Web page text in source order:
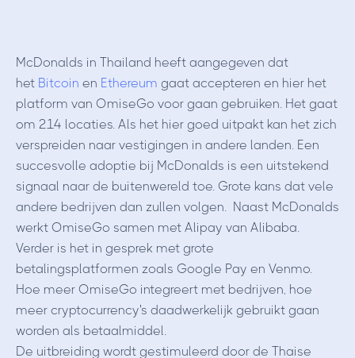
McDonalds in Thailand heeft aangegeven dat
het Bitcoin en Ethereum gaat accepteren en hier het
platform van OmiseGo voor gaan gebruiken. Het gaat
om 214 locaties. Als het hier goed uitpakt kan het zich
verspreiden naar vestigingen in andere landen. Een
succesvolle adoptie bij McDonalds is een uitstekend
signaal naar de buitenwereld toe. Grote kans dat vele
andere bedrijven dan zullen volgen. Naast McDonalds
werkt OmiseGo samen met Alipay van Alibaba.
Verder is het in gesprek met grote
betalingsplatformen zoals Google Pay en Venmo.
Hoe meer OmiseGo integreert met bedrijven, hoe
meer cryptocurrency's daadwerkelijk gebruikt gaan
worden als betaalmiddel.
De uitbreiding wordt gestimuleerd door de Thaise